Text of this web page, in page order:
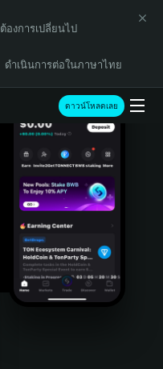
องการเปลี่ยนไป
ดำเนินการต่อในภาษาไทย
ดาวน์โหลดเลย